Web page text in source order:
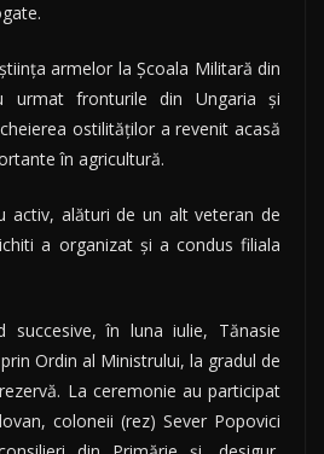
armelor la Şcoala Militară din
urmat fronturile din Ungaria şi
ostilităţilor a revenit acasă
în agricultură.
activ, alături de un alt veteran de
a organizat şi a condus filiala
succesive, în luna iulie, Tănasie
Ordin al Ministrului, la gradul de
La ceremonie au participat
coloneii (rez) Sever Popovici